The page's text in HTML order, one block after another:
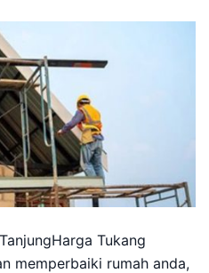
Tukang
memperbaiki rumah anda,